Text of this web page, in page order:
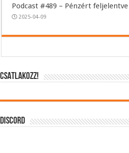
Podcast #489 – Pénzért feljelentve
2025-04-09
CSATLAKOZZ!
DISCORD